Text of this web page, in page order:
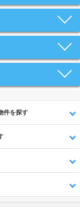
件を探す